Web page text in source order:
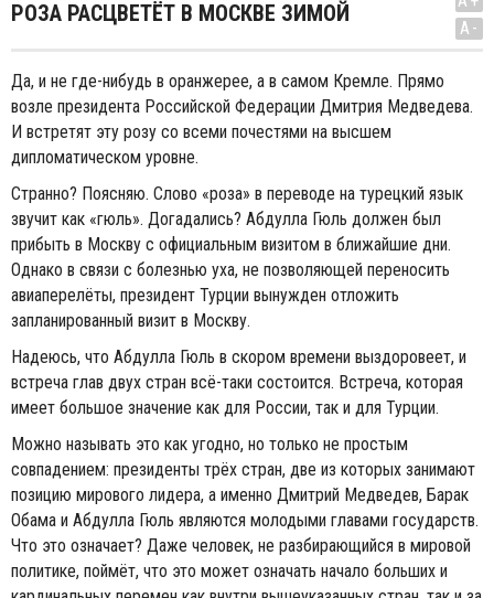
РОЗА РАСЦВЕТЁТ В МОСКВЕ ЗИМОЙ
A-
Да, и не где-нибудь в оранжерее, а в самом Кремле. Прямо
возле президента Российской Федерации Дмитрия Медведева.
И встретят эту розу со всеми почестями на высшем
дипломатическом уровне.
Странно? Поясняю. Слово «роза» в переводе на турецкий язык
звучит как «гюль». Догадались? Абдулла Гюль должен был
прибыть в Москву с официальным визитом в ближайшие дни.
Однако в связи с болезнью уха, не позволяющей переносить
авиаперелёты, президент Турции вынужден отложить
запланированный визит в Москву.
Надеюсь, что Абдулла Гюль в скором времени выздоровеет, и
встреча глав двух стран всё-таки состоится. Встреча, которая
имеет большое значение как для России, так и для Турции.
Можно называть это как угодно, но только не простым
совпадением: президенты трёх стран, две из которых занимают
позицию мирового лидера, а именно Дмитрий Медведев, Барак
Обама и Абдулла Гюль являются молодыми главами государств.
Что это означает? Даже человек, не разбирающийся в мировой
политике, поймёт, что это может означать начало больших и